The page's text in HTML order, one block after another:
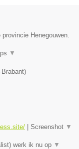
Henegouwen.
▼
)
Screenshot ▼
werk ik nu op ▼